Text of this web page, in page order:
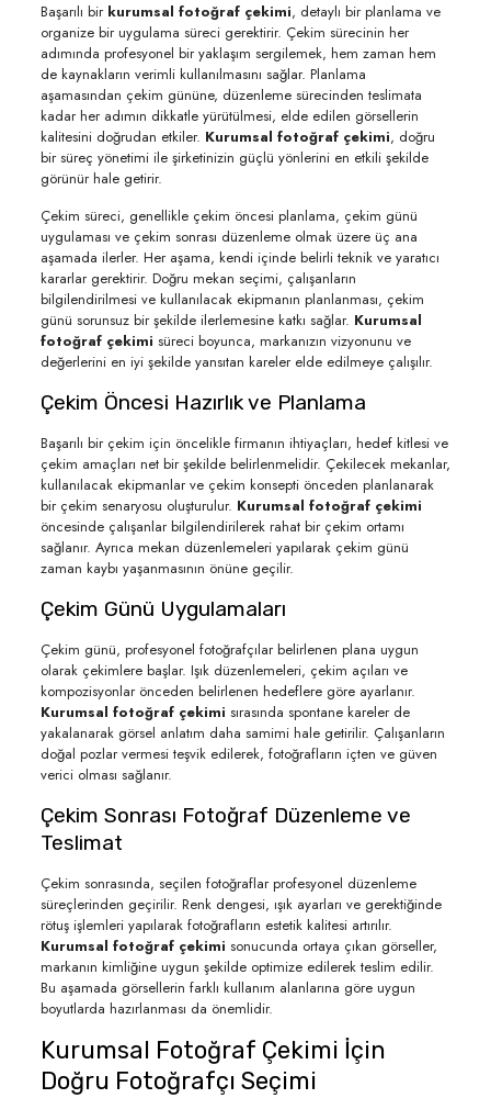
Başarılı bir kurumsal fotoğraf çekimi, detaylı bir planlama ve
organize bir uygulama süreci gerektirir. Çekim sürecinin her
adımında profesyonel bir yaklaşım sergilemek, hem zaman hem
de kaynakların verimli kullanılmasını sağlar. Planlama
aşamasından çekim gününe, düzenleme sürecinden teslimata
kadar her adımın dikkatle yürütülmesi, elde edilen görsellerin
kalitesini doğrudan etkiler. Kurumsal fotoğraf çekimi, doğru
bir süreç yönetimi ile şirketinizin güçlü yönlerini en etkili şekilde
görünür hale getirir.
Çekim süreci, genellikle çekim öncesi planlama, çekim günü
uygulaması ve çekim sonrası düzenleme olmak üzere üç ana
aşamada ilerler. Her aşama, kendi içinde belirli teknik ve yaratıcı
kararlar gerektirir. Doğru mekan seçimi, çalışanların
bilgilendirilmesi ve kullanılacak ekipmanın planlanması, çekim
günü sorunsuz bir şekilde ilerlemesine katkı sağlar. Kurumsal
fotoğraf çekimi süreci boyunca, markanızın vizyonunu ve
değerlerini en iyi şekilde yansıtan kareler elde edilmeye çalışılır.
Çekim Öncesi Hazırlık ve Planlama
Başarılı bir çekim için öncelikle firmanın ihtiyaçları, hedef kitlesi ve
çekim amaçları net bir şekilde belirlenmelidir. Çekilecek mekanlar,
kullanılacak ekipmanlar ve çekim konsepti önceden planlanarak
bir çekim senaryosu oluşturulur. Kurumsal fotoğraf çekimi
öncesinde çalışanlar bilgilendirilerek rahat bir çekim ortamı
sağlanır. Ayrıca mekan düzenlemeleri yapılarak çekim günü
zaman kaybı yaşanmasının önüne geçilir.
Çekim Günü Uygulamaları
Çekim günü, profesyonel fotoğrafçılar belirlenen plana uygun
olarak çekimlere başlar. Işık düzenlemeleri, çekim açıları ve
kompozisyonlar önceden belirlenen hedeflere göre ayarlanır.
Kurumsal fotoğraf çekimi sırasında spontane kareler de
yakalanarak görsel anlatım daha samimi hale getirilir. Çalışanların
doğal pozlar vermesi teşvik edilerek, fotoğrafların içten ve güven
verici olması sağlanır.
Çekim Sonrası Fotoğraf Düzenleme ve
Teslimat
Çekim sonrasında, seçilen fotoğraflar profesyonel düzenleme
süreçlerinden geçirilir. Renk dengesi, ışık ayarları ve gerektiğinde
rötuş işlemleri yapılarak fotoğrafların estetik kalitesi artırılır.
Kurumsal fotoğraf çekimi sonucunda ortaya çıkan görseller,
markanın kimliğine uygun şekilde optimize edilerek teslim edilir.
Bu aşamada görsellerin farklı kullanım alanlarına göre uygun
boyutlarda hazırlanması da önemlidir.
Kurumsal Fotoğraf Çekimi İçin
Doğru Fotoğrafçı Seçimi